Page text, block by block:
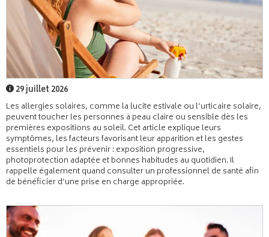
29 juillet 2026
Les allergies solaires, comme la lucite estivale ou l’urticaire solaire,
peuvent toucher les personnes à peau claire ou sensible dès les
premières expositions au soleil. Cet article explique leurs
symptômes, les facteurs favorisant leur apparition et les gestes
essentiels pour les prévenir : exposition progressive,
photoprotection adaptée et bonnes habitudes au quotidien. Il
rappelle également quand consulter un professionnel de santé afin
de bénéficier d’une prise en charge appropriée.